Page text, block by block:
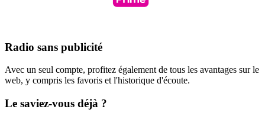
Radio sans publicité
Avec un seul compte, profitez également de tous les avantages sur le
web, y compris les favoris et l'historique d'écoute.
Le saviez-vous déjà ?